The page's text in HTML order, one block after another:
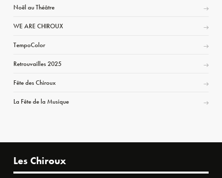
Noël au Théâtre
WE ARE CHIROUX
TempoColor
Retrouvailles 2025
Fête des Chiroux
La Fête de la Musique
Les Chiroux